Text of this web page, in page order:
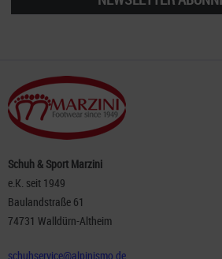
Schuh & Sport Marzini
e.K. seit 1949
Baulandstraße 61
74731 Walldürn-Altheim
schuhservice@alpinismo.de